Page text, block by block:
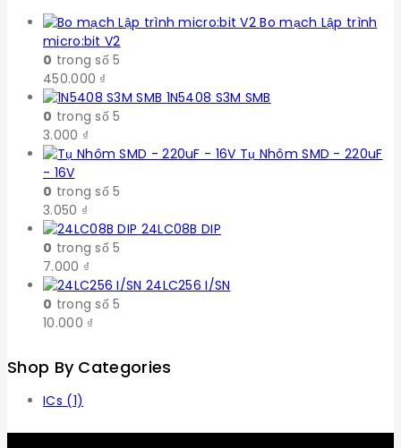
Bo mạch Lập trình
micro:bit V2
0 trong số 5
450.000 ₫
1N5408 S3M SMB
0 trong số 5
3.000 ₫
Tụ Nhôm SMD - 220uF
- 16V
0 trong số 5
3.050 ₫
24LC08B DIP
0 trong số 5
7.000 ₫
24LC256 I/SN
0 trong số 5
10.000 ₫
Shop By Categories
ICs (1)